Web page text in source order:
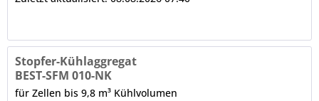
Stopfer-Kühlaggregat
BEST-SFM 010-NK
für Zellen bis 9,8 m³ Kühlvolumen